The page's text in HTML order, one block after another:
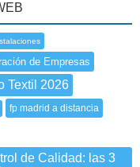
de Empresas
Textil 2026
fp madrid a distancia
de Calidad: las 3